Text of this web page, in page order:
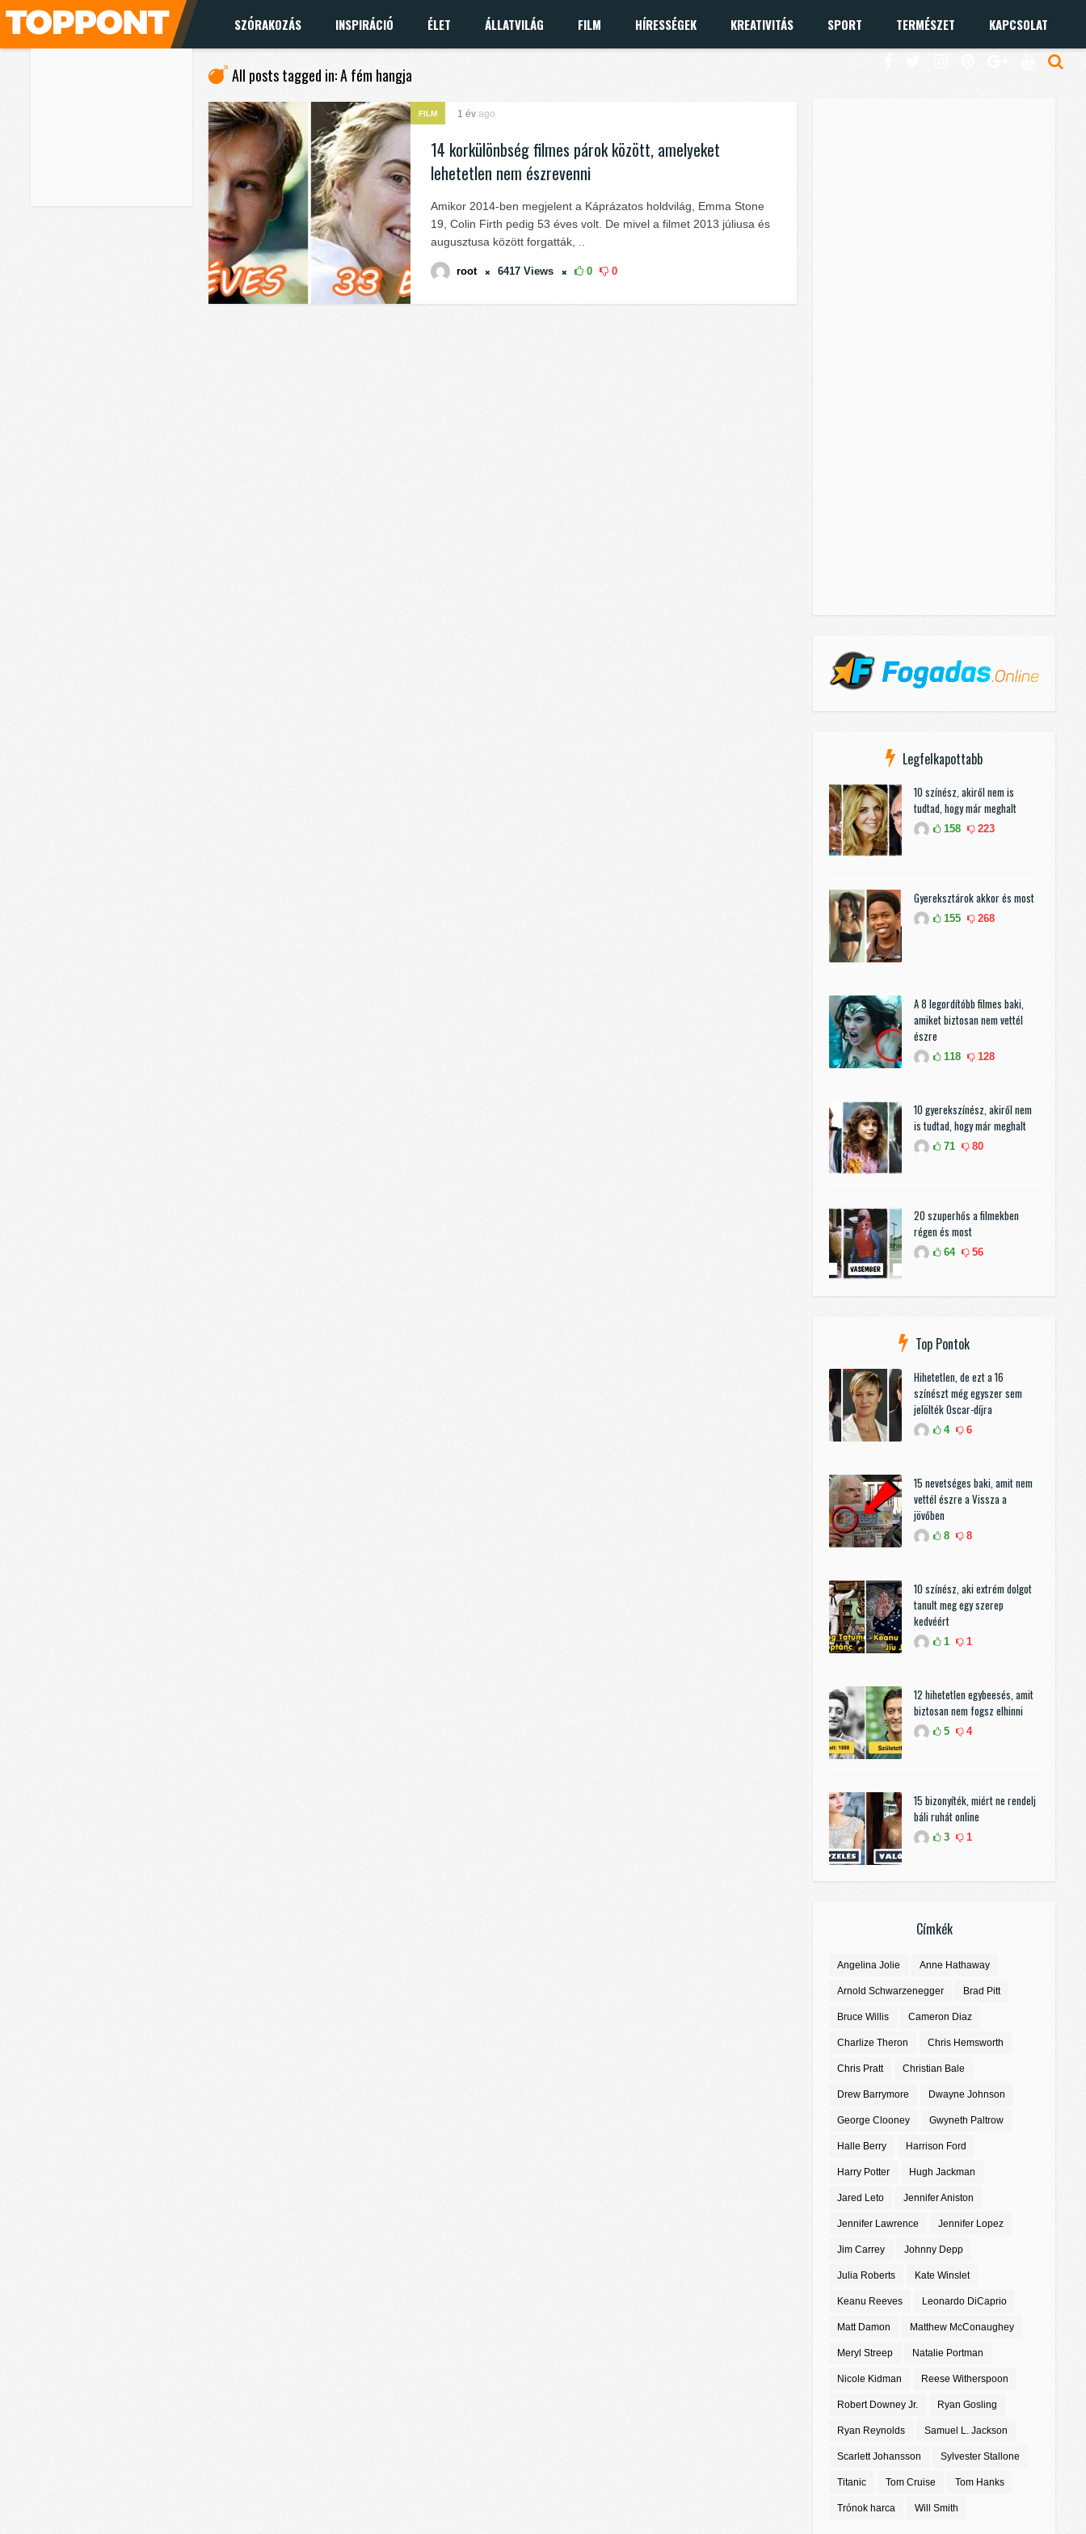
SZÓRAKOZÁS INSPIRÁCIÓ ÉLET ÁLLATVILÁG FILM HÍRESSÉGEK KREATIVITÁS SPORT TERMÉSZET KAPCSOLAT
All posts tagged in: A fém hangja
FILM 1 év ago
14 korkülönbség filmes párok között, amelyeket
lehetetlen nem észrevenni
Amikor 2014-ben megjelent a Káprázatos holdvilág, Emma Stone
19, Colin Firth pedig 53 éves volt. De mivel a filmet 2013 júliusa és
augusztusa között forgatták, ..
root 6417 Views 0 0
Legfelkapottabb
10 színész, akiről nem is
tudtad, hogy már meghalt
158 223
Gyereksztárok akkor és most
155 268
A 8 legordítóbb filmes baki,
amiket biztosan nem vettél
észre
118 128
10 gyerekszínész, akiről nem
is tudtad, hogy már meghalt
71 80
20 szuperhős a filmekben
régen és most
64 56
Top Pontok
Hihetetlen, de ezt a 16
színészt még egyszer sem
jelölték Oscar-díjra
4 6
15 nevetséges baki, amit nem
vettél észre a Vissza a
jövőben
8 8
10 színész, aki extrém dolgot
tanult meg egy szerep
kedvéért
1 1
12 hihetetlen egybeesés, amit
biztosan nem fogsz elhinni
5 4
15 bizonyíték, miért ne rendelj
báli ruhát online
3 1
Címkék
Angelina Jolie Anne Hathaway
Arnold Schwarzenegger Brad Pitt
Bruce Willis Cameron Diaz
Charlize Theron Chris Hemsworth
Chris Pratt Christian Bale
Drew Barrymore Dwayne Johnson
George Clooney Gwyneth Paltrow
Halle Berry Harrison Ford
Harry Potter Hugh Jackman
Jared Leto Jennifer Aniston
Jennifer Lawrence Jennifer Lopez
Jim Carrey Johnny Depp
Julia Roberts Kate Winslet
Keanu Reeves Leonardo DiCaprio
Matt Damon Matthew McConaughey
Meryl Streep Natalie Portman
Nicole Kidman Reese Witherspoon
Robert Downey Jr. Ryan Gosling
Ryan Reynolds Samuel L. Jackson
Scarlett Johansson Sylvester Stallone
Titanic Tom Cruise Tom Hanks
Trónok harca Will Smith